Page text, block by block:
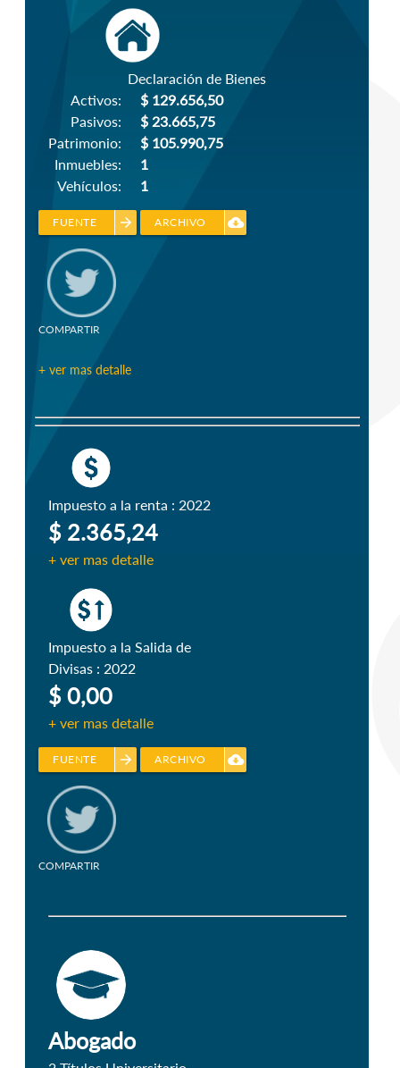
Declaración de Bienes
Activos:
Pasivos:
Patrimonio:
Inmuebles:
Vehículos:
$ 129.656,50
$ 23.665,75
$ 105.990,75
1
1
arrow_forward
FUENTE cloud_download
ARCHIVO
COMPARTIR
+ ver mas detalle
Impuesto a la renta : 2022
$ 2.365,24
+ ver mas detalle
Impuesto a la Salida de
Divisas : 2022
$ 0,00
+ ver mas detalle
arrow_forward
FUENTE cloud_download
ARCHIVO
COMPARTIR
Abogado